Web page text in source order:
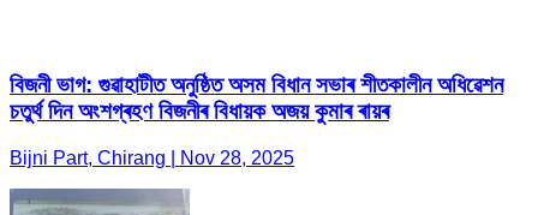
বিজনী ভাগ: গুৱাহাটীত অনুষ্ঠিত অসম বিধান সভাৰ শীতকালীন অধিৱেশন
চতুৰ্থ দিন অংশগ্ৰহণ বিজনীৰ বিধায়ক অজয় কুমাৰ ৰায়ৰ
Bijni Part, Chirang | Nov 28, 2025